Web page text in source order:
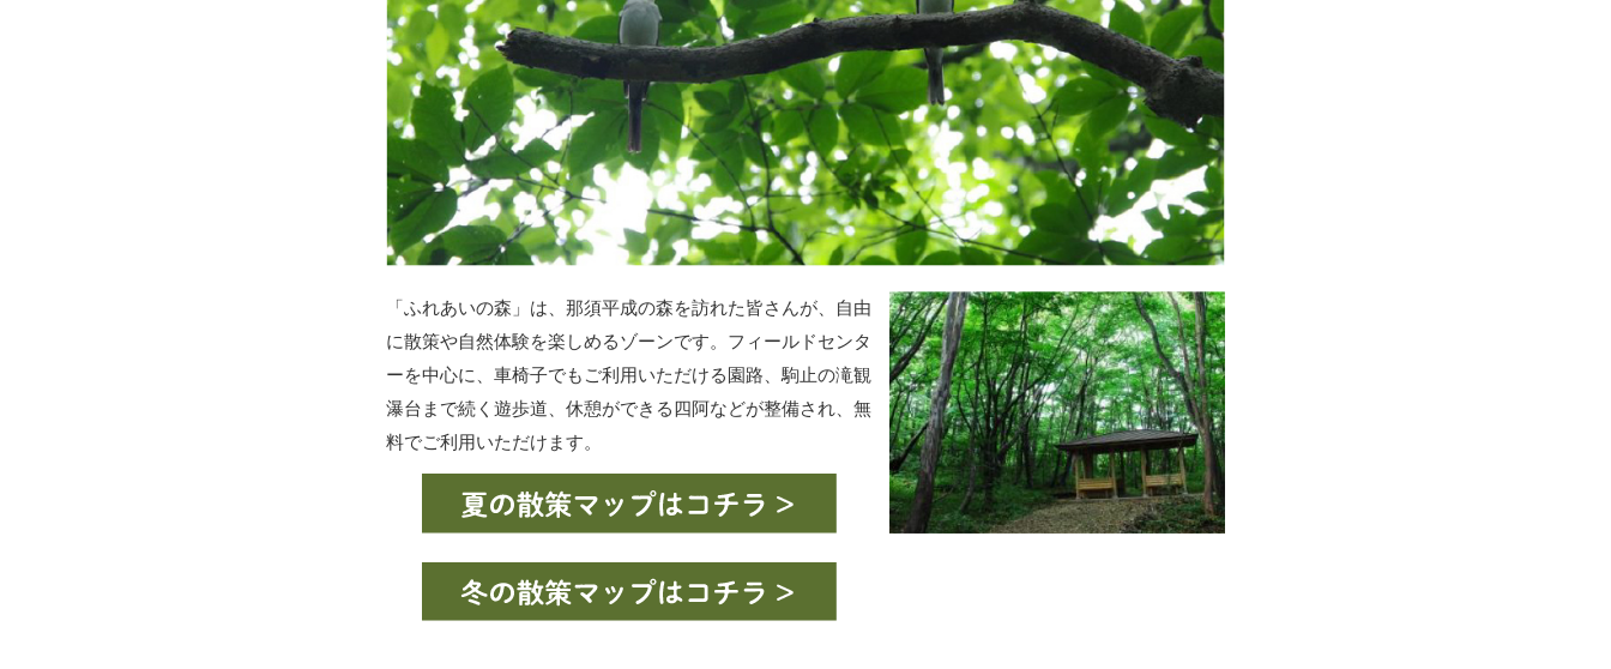
「ふれあいの森」は、那須平成の森を訪れた皆さんが、自由
に散策や自然体験を楽しめるゾーンです。フィールドセンタ
ーを中心に、車椅子でもご利用いただける園路、駒止の滝観
瀑台まで続く遊歩道、休憩ができる四阿などが整備され、無
料でご利用いただけます。